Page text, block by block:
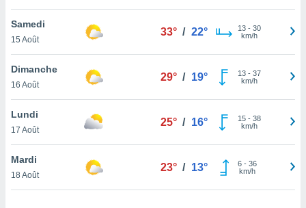
votre
à
en
le
Samedi
15 Août
33° / 22° 13- 30
km/h
Dimanche
16 Août
29° / 19° 13- 37
km/h
Lundi
17 Août
25° / 16° 15- 38
km/h
Mardi
18 Août
23° / 13° 6- 36
km/h